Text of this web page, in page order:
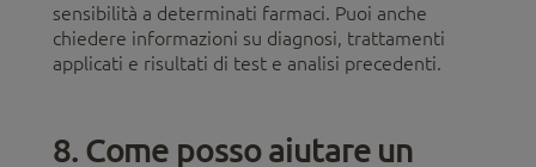
sensibilità a determinati farmaci. Puoi anche
chiedere informazioni su diagnosi, trattamenti
applicati e risultati di test e analisi precedenti.
8. Come posso aiutare un